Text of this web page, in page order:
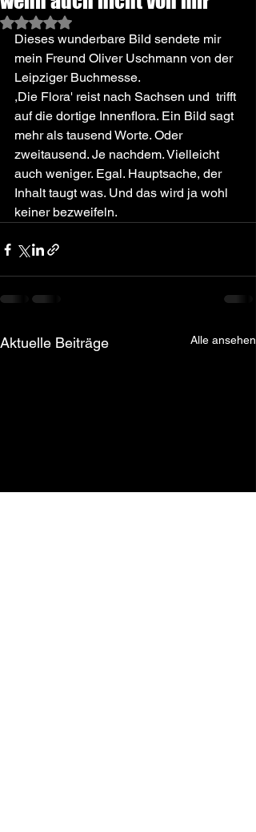
Mit NaN von 5 Sternen bewertet.
Dieses wunderbare Bild sendete mir
mein Freund Oliver Uschmann von der
Leipziger Buchmesse.
,Die Flora' reist nach Sachsen und  trifft
auf die dortige Innenflora. Ein Bild sagt
mehr als tausend Worte. Oder
zweitausend. Je nachdem. Vielleicht
auch weniger. Egal. Hauptsache, der
Inhalt taugt was. Und das wird ja wohl
keiner bezweifeln.
Aktuelle Beiträge Alle ansehen